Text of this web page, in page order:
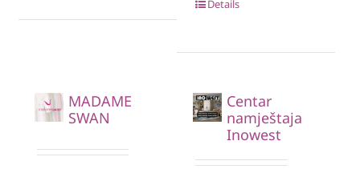
Details
MADAME
SWAN
Centar
namještaja
Inowest